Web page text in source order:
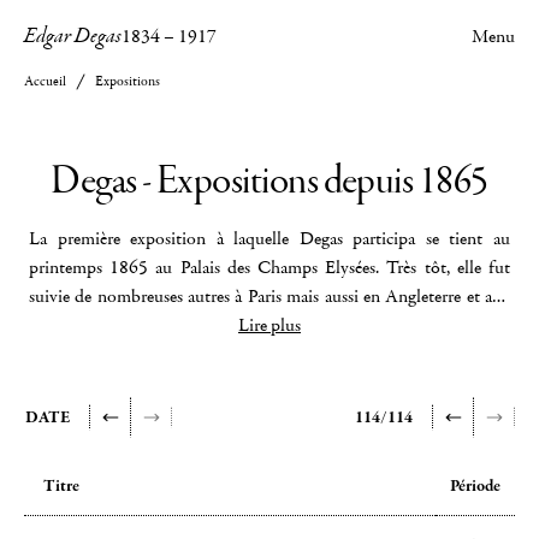
Edgar Degas1834– 1917 Menu
Accueil Expositions
Degas - Expositions depuis 1865
La première exposition à laquelle Degas participa se tient au
printemps 1865 au Palais des Champs Elysées. Très tôt, elle fut
suivie de nombreuses autres à Paris mais aussi en Angleterre et aux
Etats-Unis. A ses débuts, Degas est associé à des expositions de
exclusivement consacrée se tint à Paris à la galerie Georges Petit au
printemps 1924. Y furent exposées 335 œuvres dont 73 peintures
techniques Vinrent ensuite des expositions thématiques : Degas et
Lire plus
DATE 114/114
Titre Période